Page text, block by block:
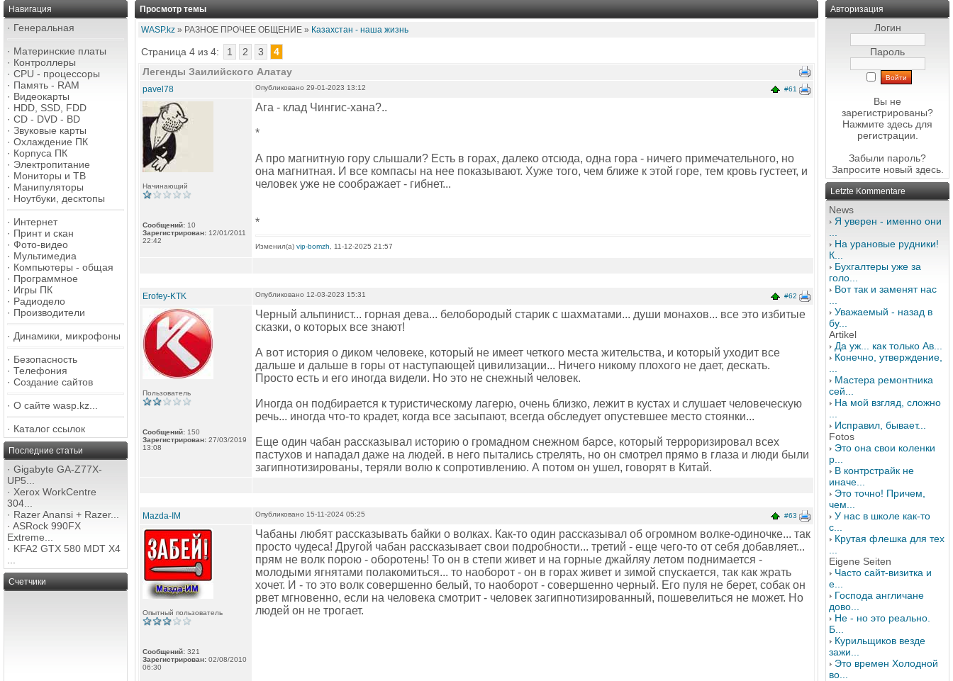
Навигация
· Генеральная
· Материнские платы
· Контроллеры
· CPU - процессоры
· Память - RAM
· Видеокарты
· HDD, SSD, FDD
· CD - DVD - BD
· Звуковые карты
· Охлаждение ПК
· Корпуса ПК
· Электропитание
· Мониторы и ТВ
· Манипуляторы
· Ноутбуки, десктопы
· Интернет
· Принт и скан
· Фото-видео
· Мультимедиа
· Компьютеры - общая
· Программное
· Игры ПК
· Радиодело
· Производители
· Динамики, микрофоны
· Безопасность
· Телефония
· Создание сайтов
· О сайте wasp.kz...
· Каталог ссылок
Последние статьи
· Gigabyte GA-Z77X-
UP5...
· Xerox WorkCentre
304...
· Razer Anansi + Razer...
· ASRock 990FX
Extreme...
· KFA2 GTX 580 MDT X4
Счетчики
Просмотр темы
WASP.kz » РАЗНОЕ ПРОЧЕЕ ОБЩЕНИЕ » Казахстан - наша жизнь
Страница 4 из 4: 1 2 3
4
Легенды Заилийского Алатау
pavel78 #61
Опубликовано 29-01-2023 13:12
Начинающий
Сообщений: 10
Зарегистрирован: 12/01/2011
22:42
Ага - клад Чингис-хана?..
*
А про магнитную гору слышали? Есть в горах, далеко отсюда, одна гора - ничего примечательного, но
она магнитная. И все компасы на нее показывают. Хуже того, чем ближе к этой горе, тем кровь густеет, и
человек уже не соображает - гибнет...
*
Изменил(а) vip-bomzh , 11-12-2025 21:57
Erofey-KTK #62
Опубликовано 12-03-2023 15:31
Пользователь
Сообщений: 150
Зарегистрирован: 27/03/2019
13:08
Черный альпинист... горная дева... белобородый старик с шахматами... души монахов... все это избитые
сказки, о которых все знают!
А вот история о диком человеке, который не имеет четкого места жительства, и который уходит все
дальше и дальше в горы от наступающей цивилизации... Ничего никому плохого не дает, дескать.
Просто есть и его иногда видели. Но это не снежный человек.
Иногда он подбирается к туристическому лагерю, очень близко, лежит в кустах и слушает человеческую
речь... иногда что-то крадет, когда все засыпают, всегда обследует опустевшее место стоянки...
Еще один чабан рассказывал историю о громадном снежном барсе, который терроризировал всех
пастухов и нападал даже на людей. в него пытались стрелять, но он смотрел прямо в глаза и люди были
загипнотизированы, теряли волю к сопротивлению. А потом он ушел, говорят в Китай.
Mazda-IM #63
Опубликовано 15-11-2024 05:25
Опытный пользователь
Сообщений: 321
Зарегистрирован: 02/08/2010
06:30
Чабаны любят рассказывать байки о волках. Как-то один рассказывал об огромном волке-одиночке... так
просто чудеса! Другой чабан рассказывает свои подробности... третий - еще чего-то от себя добавляет...
прям не волк порою - оборотень! То он в степи живет и на горные джайляу летом поднимается -
молодыми ягнятами полакомиться... то наоборот - он в горах живет и зимой спускается, так как жрать
хочет. И - то это волк совершенно белый, то наоборот - совершенно черный. Его пуля не берет, собак он
рвет мгновенно, если на человека смотрит - человек загипнотизированный, пошевелиться не может. Но
людей он не трогает.
Авторизация
Логин
Пароль
Вы не
зарегистрированы?
Нажмите здесь для
регистрации.
Забыли пароль?
Запросите новый здесь.
Letzte Kommentare
News
Я уверен - именно они
На урановые рудники!
К...
Бухгалтеры уже за
голо...
Вот так и заменят нас
Уважаемый - назад в
бу...
Artikel
Да уж... как только Ав...
Конечно, утверждение,
Мастера ремонтника
сей...
На мой взгляд, сложно
Исправил, бывает...
Fotos
Это она свои коленки
р...
В контрстрайк не
иначе...
Это точно! Причем,
чем...
У нас в школе как-то
с...
Крутая флешка для тех
Eigene Seiten
Часто сайт-визитка и
е...
Господа англичане
дово...
Не - но это реально.
Б...
Курильщиков везде
зажи...
Это времен Холодной
во...